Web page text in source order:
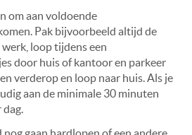
om aan voldoende
Pak bijvoorbeeld altijd de
loop tijdens een
door huis of kantoor en parkeer
verderop en loop naar huis. Als je
aan de minimale 30 minuten
dag.